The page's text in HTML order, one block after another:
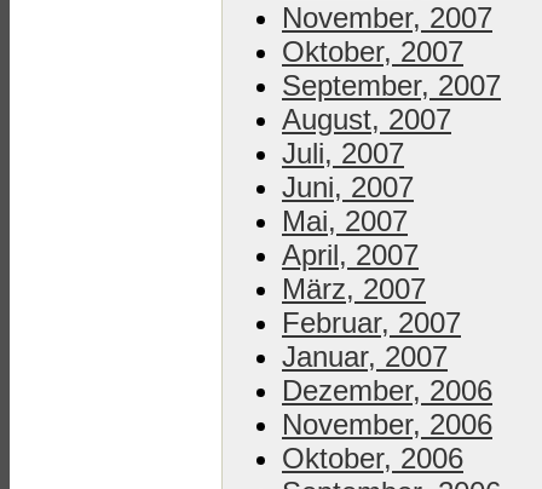
November, 2007
Oktober, 2007
September, 2007
August, 2007
Juli, 2007
Juni, 2007
Mai, 2007
April, 2007
März, 2007
Februar, 2007
Januar, 2007
Dezember, 2006
November, 2006
Oktober, 2006